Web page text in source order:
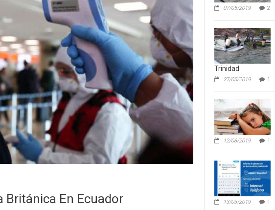
Británica En Ecuador
07/05/2019 2
Trinidad
27/05/2019 1
12/08/2019 1
13/03/2019 1